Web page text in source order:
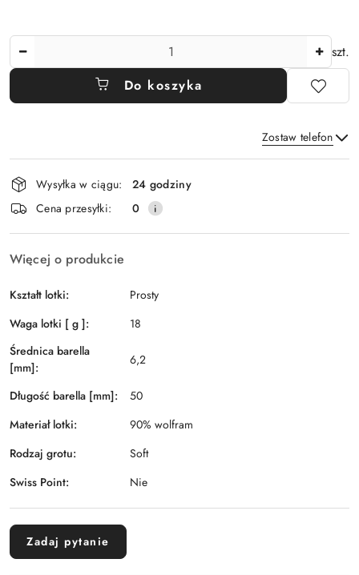
szt.
Do koszyka
Zostaw telefon
Wyślij
Dostępność
i
dostawa
Wysyłka w ciągu:
24 godziny
Cena przesyłki:
0
Więcej o produkcie
Kształt lotki:
Prosty
Waga lotki [ g ]:
18
Średnica barella
[mm]:
6,2
Długość barella [mm]:
50
Materiał lotki:
90% wolfram
Rodzaj grotu:
Soft
Swiss Point:
Nie
Zadaj pytanie